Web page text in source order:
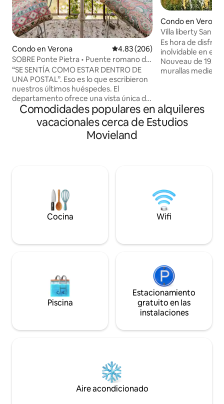
Condo en Verona Calificación promedio: 4.83 de
4.83 (206)
SOBRE Ponte Pietra • Puente romano de
2000 años • VISTA
“SE SENTÍA COMO ESTAR DENTRO DE
UNA POSTAL”. Eso es lo que escribieron
nuestros últimos huéspedes. El
departamento ofrece una vista única del
Teatro Romano y del Castel San Pietro.
Las grandes ventanas guían la mirada
desde la sala de estar hasta el dormitorio
y el baño, con Verona siempre a la vista.
de matrimonio y lunas de miel. Un lugar
ideal para disfrutar de Verona.
Condo en Verona
Villa liberty San
Es hora de
inolvidable en
Nouveau de 1927
murallas
iglesias de San
Disfrutarás de
del Castillo de
Comodidades populares en alquileres
vacacionales cerca de Estudios
Movieland
Cocina Wifi
Piscina
Estacionamiento
gratuito en las
instalaciones
Aire acondicionado